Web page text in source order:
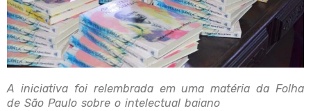
A iniciativa foi relembrada em uma matéria da Folha
de São Paulo sobre o intelectual baiano